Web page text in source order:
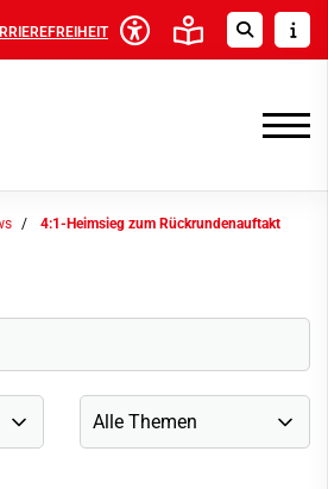
4:1-Heimsieg zum Rückrundenauftakt